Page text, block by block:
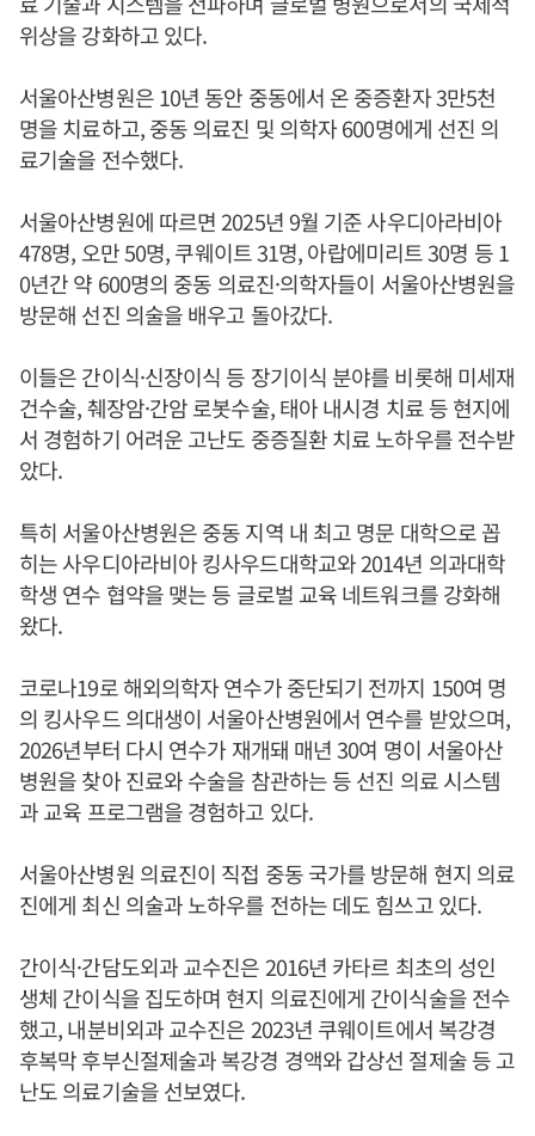
위상을 강화하고 있다.
서울아산병원은 10년 동안 중동에서 온 중증환자 3만5천
명을 치료하고, 중동 의료진 및 의학자 600명에게 선진 의
료기술을 전수했다.
서울아산병원에 따르면 2025년 9월 기준 사우디아라비아
478명, 오만 50명, 쿠웨이트 31명, 아랍에미리트 30명 등 1
0년간 약 600명의 중동 의료진·의학자들이 서울아산병원을
방문해 선진 의술을 배우고 돌아갔다.
이들은 간이식·신장이식 등 장기이식 분야를 비롯해 미세재
건수술, 췌장암·간암 로봇수술, 태아 내시경 치료 등 현지에
서 경험하기 어려운 고난도 중증질환 치료 노하우를 전수받
았다.
특히 서울아산병원은 중동 지역 내 최고 명문 대학으로 꼽
히는 사우디아라비아 킹사우드대학교와 2014년 의과대학
학생 연수 협약을 맺는 등 글로벌 교육 네트워크를 강화해
왔다.
코로나19로 해외의학자 연수가 중단되기 전까지 150여 명
의 킹사우드 의대생이 서울아산병원에서 연수를 받았으며,
2026년부터 다시 연수가 재개돼 매년 30여 명이 서울아산
병원을 찾아 진료와 수술을 참관하는 등 선진 의료 시스템
과 교육 프로그램을 경험하고 있다.
서울아산병원 의료진이 직접 중동 국가를 방문해 현지 의료
진에게 최신 의술과 노하우를 전하는 데도 힘쓰고 있다.
간이식·간담도외과 교수진은 2016년 카타르 최초의 성인
생체 간이식을 집도하며 현지 의료진에게 간이식술을 전수
했고, 내분비외과 교수진은 2023년 쿠웨이트에서 복강경
후복막 후부신절제술과 복강경 경액와 갑상선 절제술 등 고
난도 의료기술을 선보였다.